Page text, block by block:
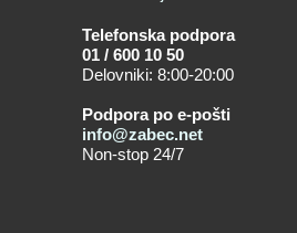
Telefonska podpora
01 / 600 10 50
Delovniki: 8:00-20:00
Podpora po e-pošti
info@zabec.net
Non-stop 24/7